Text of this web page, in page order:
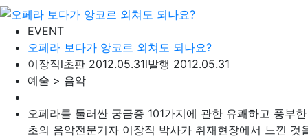
EVENT
오페라 보다가 앙코르 외쳐도 되나요?
이장직l초판 2012.05.31l발행 2012.05.31
예술 > 음악
오페라를 둘러싼 궁금증 101가지에 관한 유쾌하고 풍부
초의 음악전문기자 이장직 박사가 취재현장에서 느낀 것